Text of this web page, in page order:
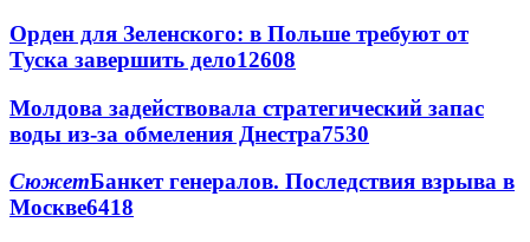
Орден для Зеленского: в Польше требуют от
Туска завершить дело12608
Молдова задействовала стратегический запас
воды из-за обмеления Днестра7530
СюжетБанкет генералов. Последствия взрыва в
Москве6418